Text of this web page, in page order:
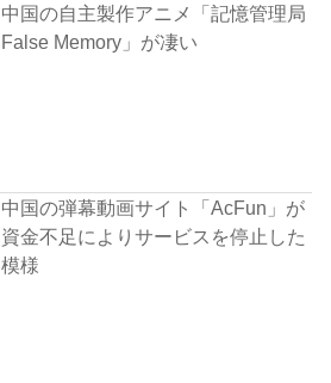
中国の自主製作アニメ「記憶管理局
False Memory」が凄い
中国の弾幕動画サイト「AcFun」が
資金不足によりサービスを停止した
模様